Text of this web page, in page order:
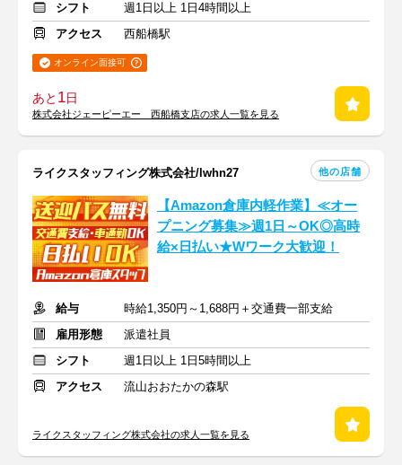
シフト
週1日以上 1日4時間以上
アクセス
西船橋駅
オンライン面接可
あと 1日
株式会社ジェーピーエー 西船橋支店の求人一覧を見る
ライクスタッフィング株式会社/lwhn27 他の店舗
【Amazon倉庫内軽作業】≪オー
プニング募集≫週1日～OK◎高時
給×日払い★Wワーク大歓迎！
給与
時給1,350円～1,688円＋交通費一部支給
雇用形態
派遣社員
シフト
週1日以上 1日5時間以上
アクセス
流山おおたかの森駅
ライクスタッフィング株式会社の求人一覧を見る